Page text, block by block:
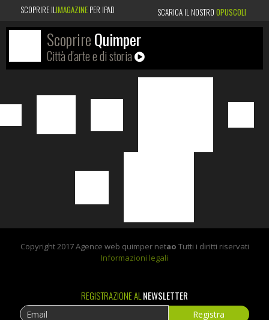
SCOPRIRE ILIMAGAZINEPER IPAD SCARICA IL NOSTRO OPUSCOLI
ScoprireQuimper
Città d'arte e di storia
Copyright 2017 Agence web quimper netao Tutti i diritti riservati
Informazioni legali
REGISTRAZIONE AL NEWSLETTER